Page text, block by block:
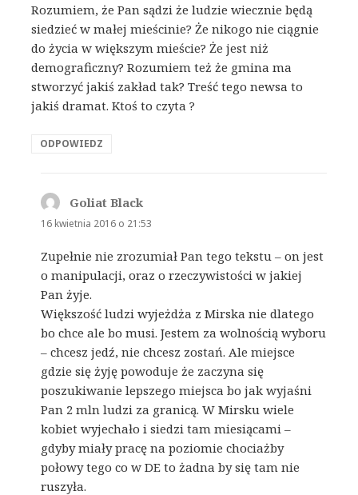
Rozumiem, że Pan sądzi że ludzie wiecznie będą
siedzieć w małej mieścinie? Że nikogo nie ciągnie
do życia w większym mieście? Że jest niż
demograficzny? Rozumiem też że gmina ma
stworzyć jakiś zakład tak? Treść tego newsa to
jakiś dramat. Ktoś to czyta ?
ODPOWIEDZ
Goliat Blackpisze:
16 kwietnia 2016 o 21:53
Zupełnie nie zrozumiał Pan tego tekstu – on jest
o manipulacji, oraz o rzeczywistości w jakiej
Pan żyje.
Większość ludzi wyjeżdża z Mirska nie dlatego
bo chce ale bo musi. Jestem za wolnością wyboru
– chcesz jedź, nie chcesz zostań. Ale miejsce
gdzie się żyję powoduje że zaczyna się
poszukiwanie lepszego miejsca bo jak wyjaśni
Pan 2 mln ludzi za granicą. W Mirsku wiele
kobiet wyjechało i siedzi tam miesiącami –
gdyby miały pracę na poziomie chociażby
połowy tego co w DE to żadna by się tam nie
ruszyła.